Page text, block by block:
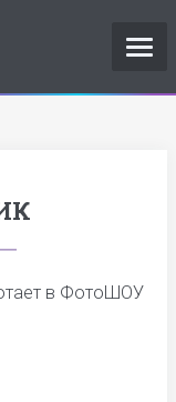
в ФотоШОУ